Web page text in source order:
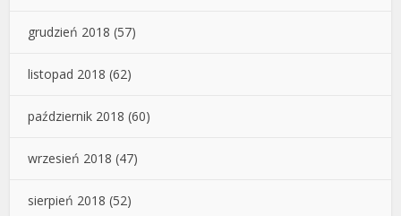
grudzień 2018 (57)
listopad 2018 (62)
październik 2018 (60)
wrzesień 2018 (47)
sierpień 2018 (52)